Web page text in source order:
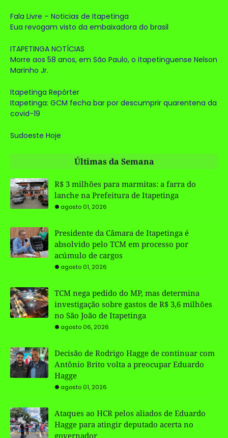
Fala Livre – Noticias de Itapetinga
Eua revogam visto da embaixadora do brasil
ITAPETINGA NOTÍCIAS
Morre aos 58 anos, em São Paulo, o itapetinguense Nelson
Marinho Jr.
Itapetinga Repórter
Itapetinga: GCM fecha bar por descumprir quarentena da
covid-19
Sudoeste Hoje
Últimas da Semana
R$ 3 milhões para marmitas: a farra do
lanche na Prefeitura de Itapetinga
agosto 01, 2026
Presidente da Câmara de Itapetinga é
absolvido pelo TCM em processo por
acúmulo de cargos
agosto 01, 2026
TCM nega pedido do MP, mas determina
investigação sobre gastos de R$ 3,6 milhões
no São João de Itapetinga
agosto 06, 2026
Decisão de Rodrigo Hagge de continuar com
Antônio Brito volta a preocupar Eduardo
Hagge
agosto 01, 2026
Ataques ao HCR pelos aliados de Eduardo
Hagge para atingir deputado acerta no
governador